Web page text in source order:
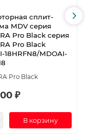
сплит-
MDV серия
Pro Black серия
Pro Black
18HRFN8/MDOAI-
Pro Black
₽
В корзину